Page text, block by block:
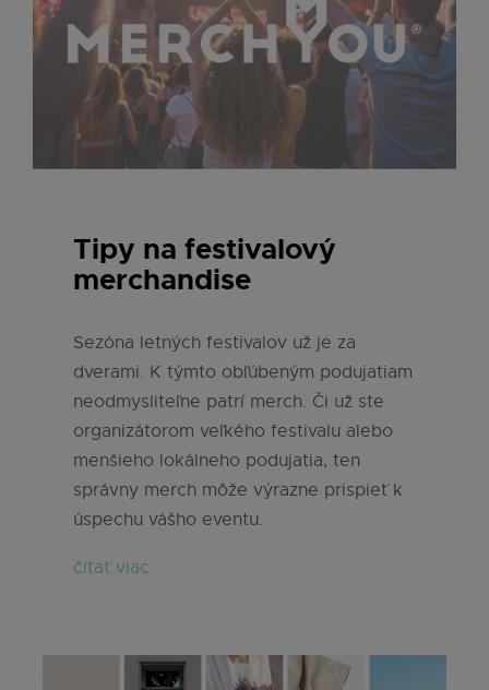
Tipy na festivalový
merchandise
Sezóna letných festivalov už je za
dverami. K týmto obľúbeným podujatiam
neodmysliteľne patrí merch. Či už ste
organizátorom veľkého festivalu alebo
menšieho lokálneho podujatia, ten
správny merch môže výrazne prispieť k
úspechu vášho eventu.
čítať viac